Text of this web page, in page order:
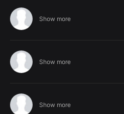
Show more
Show more
Show more